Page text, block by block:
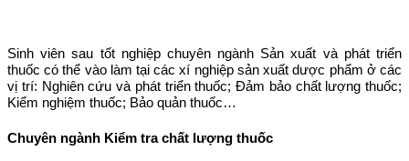
Sinh viên sau tốt nghiệp chuyên ngành Sản xuất và phát triển
thuốc có thể vào làm tại các xí nghiệp sản xuất dược phẩm ở các
vị trí: Nghiên cứu và phát triển thuốc; Đảm bảo chất lượng thuốc;
Kiểm nghiệm thuốc; Bảo quản thuốc…
Chuyên ngành Kiểm tra chất lượng thuốc